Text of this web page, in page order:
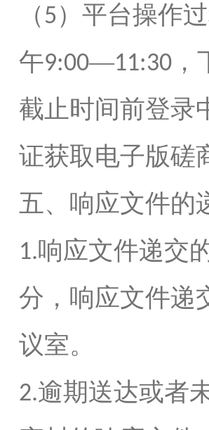
（5）平台操作
午9:00—11:30，
截止时间前登录
证获取电子版磋
五、响应文件的
1.响应文件递交
分，响应文件递
议室。
2.逾期送达或者